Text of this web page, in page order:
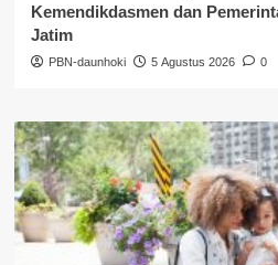
Kemendikdasmen dan
Jatim
PBN-daunhoki 5 Agustus 2026 0